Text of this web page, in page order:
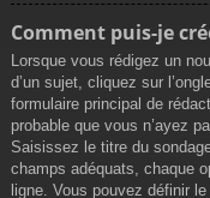
Comment puis-je
Lorsque vous rédigez un
d’un sujet, cliquez sur
formulaire principal de
probable que vous n’ayez
Saisissez le titre du
champs adéquats, chaque
ligne. Vous pouvez définir